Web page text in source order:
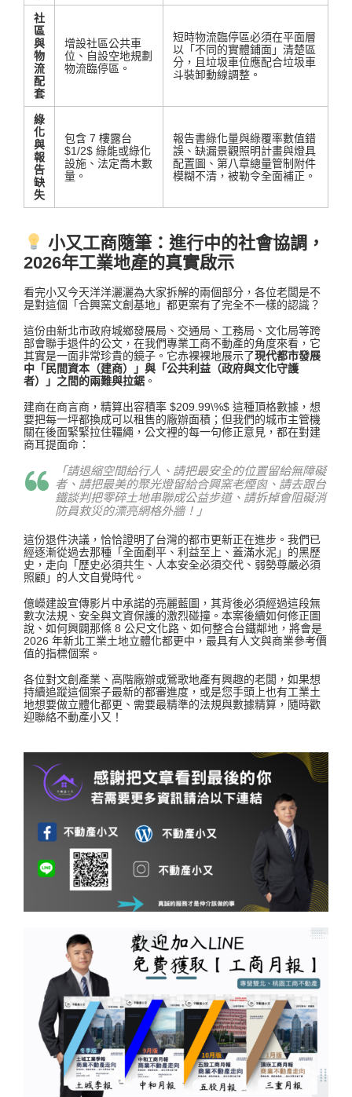
社
區
與
物
流
配
套
增設社區公共車
位、自設空地規劃
物流臨停區 。
短時物流臨停區必須在平面層
以「不同的實體鋪面」清楚區
分，且垃圾車位應配合垃圾車
斗裝卸動線調整 。
綠
化
與
報
告
缺
失
包含 7 樓露台
$1/2$ 綠能或綠化
設施、法定喬木數
量 。
報告書綠化量與綠覆率數值錯
誤、缺漏景觀照明計畫與燈具
配置圖、第八章總量管制附件
模糊不清，被勒令全面補正 。
小又工商隨筆：進行中的社會協調，
2026年工業地產的真實啟示
看完小又今天洋洋灑灑為大家拆解的兩個部分，各位老闆是不
是對這個「合興窯文創基地」都更案有了完全不一樣的認識？
這份由新北市政府城鄉發展局、交通局、工務局、文化局等跨
部會聯手退件的公文 ，在我們專業工商不動產的角度來看，它
其實是一面非常珍貴的鏡子。它赤裸裸地展示了現代都市發展
中「民間資本（建商）」與「公共利益（政府與文化守護
者）」之間的兩難與拉鋸 。
建商在商言商，精算出容積率 $209.99\%$ 這種頂格數據，想
要把每一坪都換成可以租售的廠辦面積 ；但我們的城市主管機
關在後面緊緊拉住韁繩，公文裡的每一句修正意見，都在對建
商耳提面命：
「請退縮空間給行人、請把最安全的位置留給無障礙
者、請把最美的聚光燈留給合興窯老煙囪、請去跟台
鐵談判把零碎土地串聯成公益步道、請拆掉會阻礙消
防員救災的漂亮網格外牆！」
這份退件決議，恰恰證明了台灣的都市更新正在進步。我們已
經逐漸從過去那種「全面剷平、利益至上、蓋滿水泥」的黑歷
史，走向「歷史必須共生、人本安全必須交代、弱勢尊嚴必須
照顧」的人文自覺時代。
億嶸建設宣傳影片中承諾的亮麗藍圖，其背後必須經過這段無
數次法規、安全與文資保護的激烈碰撞。本案後續如何修正圖
說、如何興闢那條 8 公尺文化路、如何整合台鐵鄰地 ，將會是
2026 年新北工業土地立體化都更中，最具有人文與商業參考價
值的指標個案。
各位對文創產業、高階廠辦或鶯歌地產有興趣的老闆，如果想
持續追蹤這個案子最新的都審進度，或是您手頭上也有工業土
地想要做立體化都更、需要最精準的法規與數據精算，隨時歡
迎聯絡不動產小又！